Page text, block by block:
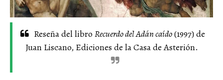
Reseña del libro Recuerdo del Adán caído(1997) de
Juan Liscano, Ediciones de la Casa de Asterión.